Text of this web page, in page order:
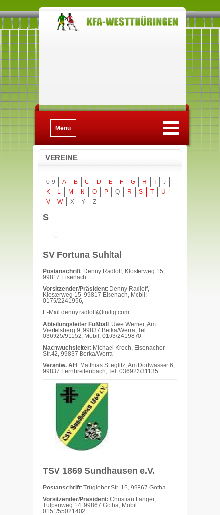
Menü
VEREINE
0-9 A B C D E F G H
J
K
L M N O P Q R S T
U
V
W X Y Z
S
SV Fortuna Suhltal
Postanschrift: Denny Radloff, Klosterweg 15,
99817 Eisenach
Vorsitzender/Präsident: Denny Radloff,
Klosterweg 15, 99817 Eisenach, Mobil:
0175/2241956,
E-Mail:denny.radloff@lindig.com
Abteilungsleiter Fußball : Uwe Werner, Am
Viertelsberg 9, 99837 Berka/Werra, Tel.
036925/91152, Mobil: 0163/2419870
Nachwuchsleiter: Michael Krech, Eisenacher
Str.42, 99837 Berka/Werra
Verantw. AH : Matthias Stieglitz, Am Dorfwasser 6,
99837 Fernbreitenbach, Tel. 036922/31135
TSV 1869 Sundhausen e.V.
Postanschrift: Trügleber Str. 15, 99867 Gotha
Vorsitzender/Präsident: Christian Langer,
Tulpenweg 14, 99867 Gotha, Mobil:
0151/55021402